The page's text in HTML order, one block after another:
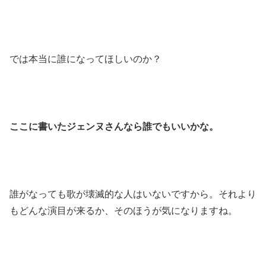
では本当に誰になってほしいのか？
ここに書いたジェンヌさんなら誰でもいいかな。
誰がなっても歌が壊滅的な人はいないですから。それより
もどんな演目が来るか、そのほうが気になりますね。